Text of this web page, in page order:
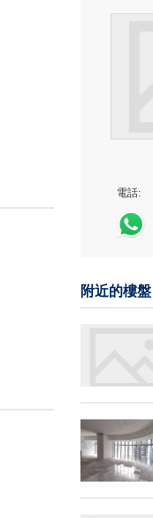
電話:
附近的樓盤